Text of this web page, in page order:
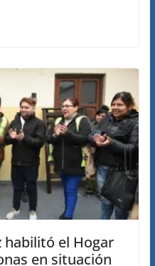
habilitó el Hogar
en situación